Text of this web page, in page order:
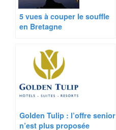
5 vues à couper le souffle
en Bretagne
Golden Tulip : l’offre senior
n’est plus proposée